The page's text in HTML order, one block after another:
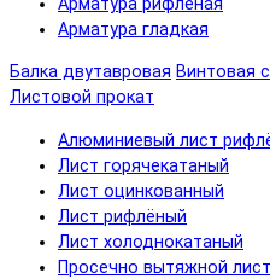
Арматура рифленая
Арматура гладкая
Балка двутавровая Винтовая
Листовой прокат
Алюминиевый лист
Лист горячекатаный
Лист оцинкованный
Лист рифлёный
Лист холоднокатаный
Просечно вытяжной лист